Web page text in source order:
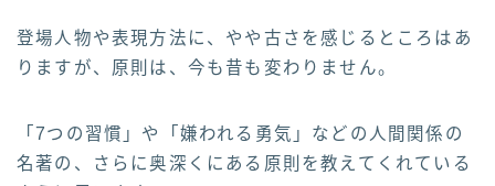
登場人物や表現方法に、やや古さを感じるところはあ
りますが、原則は、今も昔も変わりません。
「7つの習慣」や「嫌われる勇気」などの人間関係の
名著の、さらに奥深くにある原則を教えてくれている